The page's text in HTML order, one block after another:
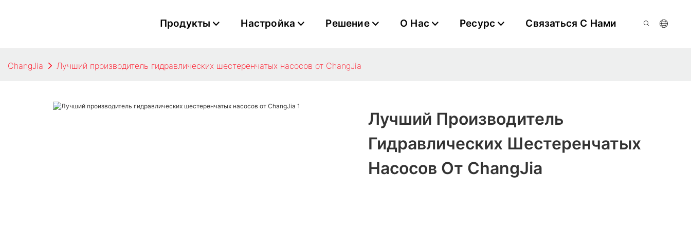
Продукты Настройка Решение О Нас Ресурс Связаться С Нами
ChangJia Лучший производитель гидравлических шестеренчатых насосов от ChangJia
Лучший Производитель
Гидравлических Шестеренчатых
Насосов От ChangJia